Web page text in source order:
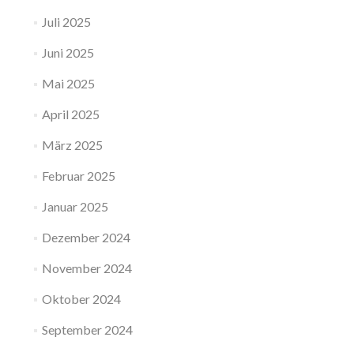
Juli 2025
Juni 2025
Mai 2025
April 2025
März 2025
Februar 2025
Januar 2025
Dezember 2024
November 2024
Oktober 2024
September 2024